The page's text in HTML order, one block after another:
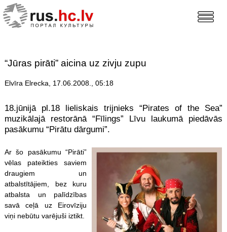
“Jūras pirāti” aicina uz zivju zupu
Elvīra Elrecka, 17.06.2008., 05:18
18.jūnijā pl.18 lieliskais trijnieks “Pirates of the Sea”
muzikālajā restorānā “Fīlings” Līvu laukumā piedāvās
pasākumu “Pirātu dārgumi”.
Ar šo pasākumu “Pirāti”
vēlas pateikties saviem
draugiem un
atbalstītājiem, bez kuru
atbalsta un palīdzības
savā ceļā uz Eirovīziju
viņi nebūtu varējuši iztikt.